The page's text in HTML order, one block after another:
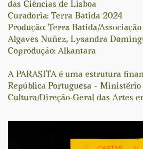
das Ciências de Lisboa
Curadoria: Terra Batida 2024
Produção: Terra Batida/
Algaves Nuñez, Lysandra
Coprodução: Alkantara
A PARASITA é uma estrutura
República Portuguesa – Ministério
Cultura/Direção-Geral das Artes